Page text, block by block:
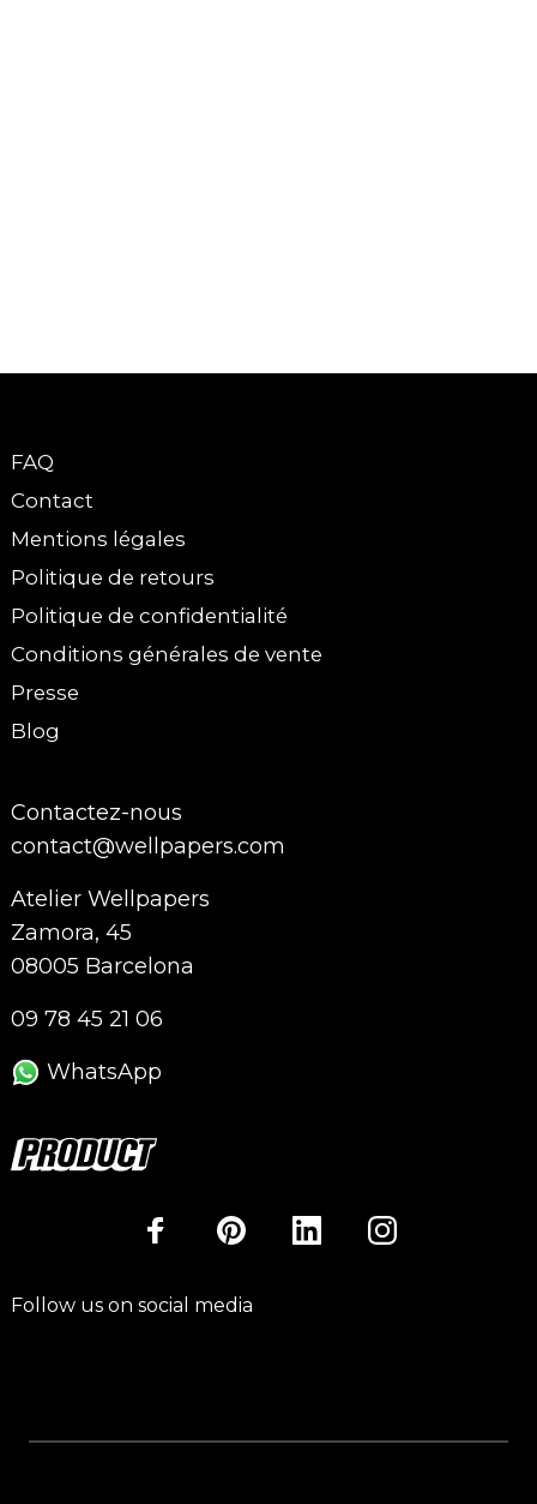
FAQ
Contact
Mentions légales
Politique de retours
Politique de confidentialité
Conditions générales de vente
Presse
Blog
Contactez-nous
contact@wellpapers.com
Atelier Wellpapers
Zamora, 45
08005 Barcelona
09 78 45 21 06
WhatsApp
Follow us on social media